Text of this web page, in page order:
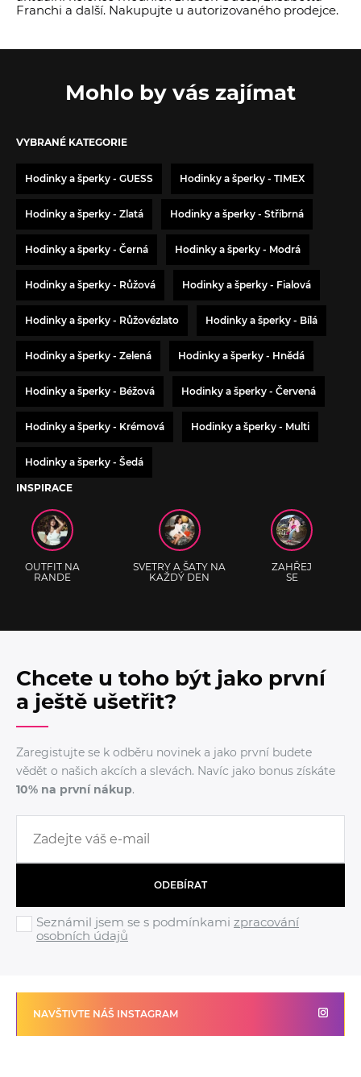
Franchi a další. Nakupujte u autorizovaného prodejce.
Mohlo by vás zajímat
VYBRANÉ KATEGORIE
Hodinky a šperky - GUESS Hodinky a šperky - TIMEX
Hodinky a šperky - Zlatá Hodinky a šperky - Stříbrná
Hodinky a šperky - Černá Hodinky a šperky - Modrá
Hodinky a šperky - Růžová Hodinky a šperky - Fialová
Hodinky a šperky - Růžovézlato Hodinky a šperky - Bílá
Hodinky a šperky - Zelená Hodinky a šperky - Hnědá
Hodinky a šperky - Béžová Hodinky a šperky - Červená
Hodinky a šperky - Krémová Hodinky a šperky - Multi
Hodinky a šperky - Šedá
INSPIRACE
OUTFIT NA
RANDE
SVETRY A ŠATY NA
KAŽDÝ DEN
ZAHŘEJ
SE
Chcete u toho být jako první
a ještě ušetřit?
Zaregistujte se k odběru novinek a jako první budete
vědět o našich akcích a slevách. Navíc jako bonus získáte
10% na první nákup.
ODEBÍRAT
Seznámil jsem se s podmínkami zpracování
osobních údajů
NAVŠTIVTE NÁŠ INSTAGRAM